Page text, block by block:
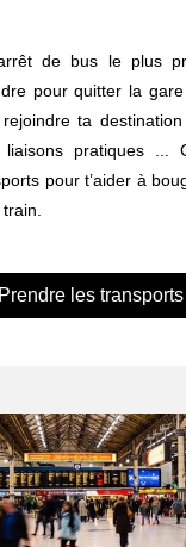
de bus le plus
pour quitter la
ta destination
liaisons pratiques ...
pour t’aider à
Prendre les transports